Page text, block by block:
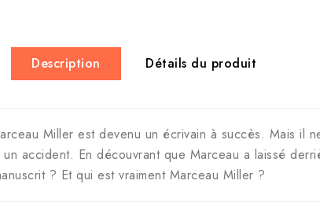
Description Détails du produit
Miller est devenu un écrivain à succès. Mais il
accident. En découvrant que Marceau a laissé
? Et qui est vraiment Marceau Miller ?